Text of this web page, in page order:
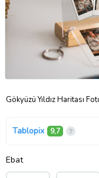
Gökyüzü Yıldız Haritası
Tablopix 9,7
Ebat